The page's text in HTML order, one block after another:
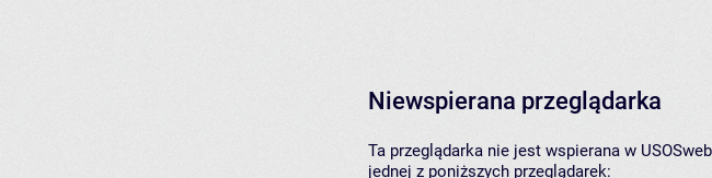
Niewspierana przeglądarka
Ta przeglądarka nie jest wspierana w
jednej z poniższych przeglądarek: